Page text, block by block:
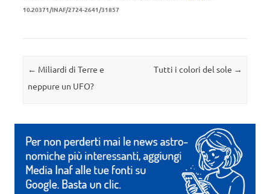
10.20371/INAF/2724-2641/31857
Navigazione articolo
← Miliardi di Terre e
neppure un UFO?
Tutti i colori del sole →